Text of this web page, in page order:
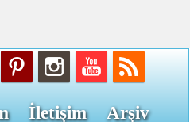
İletişim Arşiv